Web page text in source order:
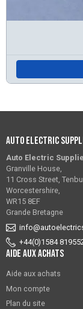
Auto Electric
Auto Electric
Granville House,
11 Cross Street,
Worcestershire,
WR15 8EF
Grande Bretagne
+44(0)1584
Aide aux achats
Aide aux achats
Mon compte
Plan du site